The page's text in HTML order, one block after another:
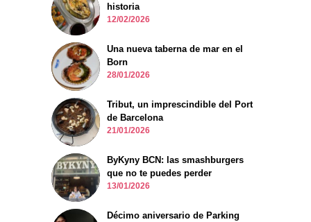
historia
12/02/2026
Una nueva taberna de mar en el
Born
28/01/2026
Tribut, un imprescindible del Port
de Barcelona
21/01/2026
ByKyny BCN: las smashburgers
que no te puedes perder
13/01/2026
Décimo aniversario de Parking